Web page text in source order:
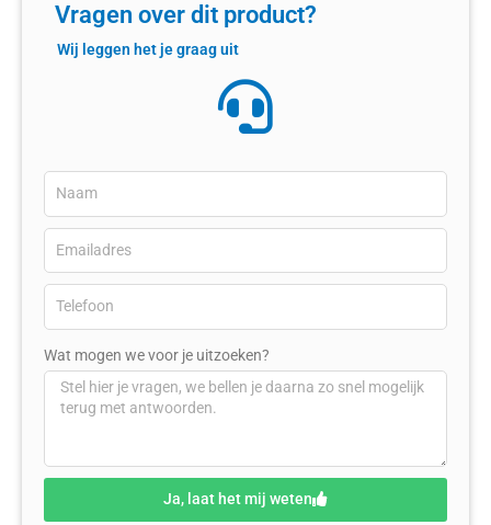
Vragen over dit product?
Wij leggen het je graag uit
Wat mogen we voor je uitzoeken?
Ja, laat het mij weten